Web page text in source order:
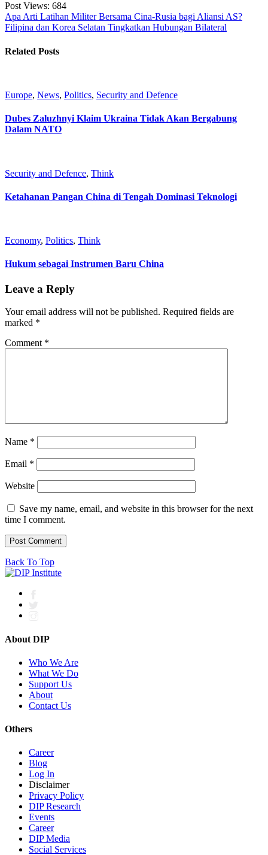
Post Views: 684
Apa Arti Latihan Militer Bersama Cina-Rusia bagi Aliansi AS?
Filipina dan Korea Selatan Tingkatkan Hubungan Bilateral
Related Posts
Europe, News, Politics, Security and Defence
Dubes Zaluzhnyi Klaim Ukraina Tidak Akan Bergabung
Dalam NATO
Security and Defence, Think
Ketahanan Pangan China di Tengah Dominasi Teknologi
Economy, Politics, Think
Hukum sebagai Instrumen Baru China
Leave a Reply
Your email address will not be published. Required fields are
marked *
Comment *
Name *
Email *
Website
Save my name, email, and website in this browser for the next
time I comment.
Back To Top
About DIP
Who We Are
What We Do
Support Us
About
Contact Us
Others
Career
Blog
Log In
Disclaimer
Privacy Policy
DIP Research
Events
Career
DIP Media
Social Services